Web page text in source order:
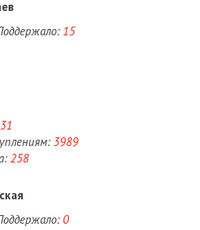
15
3989
258
0